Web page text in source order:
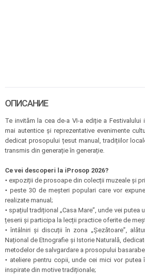
ОПИСАНИЕ
Te invităm la cea de-a VI-a ediție a Festivalului
mai autentice și reprezentative evenimente
dedicat prosopului țesut manual, tradițiilor
transmis din generație în generație.
Ce vei descoperi la iProsop 2026?
• expoziții de prosoape din colecții muzeale și
• peste 30 de meșteri populari care vor
realizate manual;
• spațiul tradițional „Casa Mare”, unde vei putea
țeserii și participa la lecții practice oferite de
• întâlniri și discuții în zona „Șezătoare”,
Național de Etnografie și Istorie Naturală,
metodelor de salvgardare a prosopului
• ateliere pentru copii, unde cei mici vor putea
inspirate din motive tradiționale;